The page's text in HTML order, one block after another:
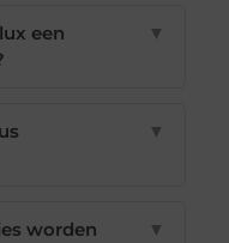
een
▼
▼
worden
▼